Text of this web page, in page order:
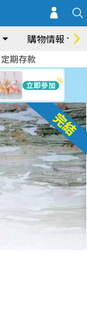
購物情報
定期存款